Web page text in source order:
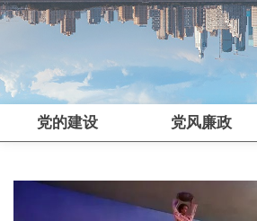
党的建设 党风廉政